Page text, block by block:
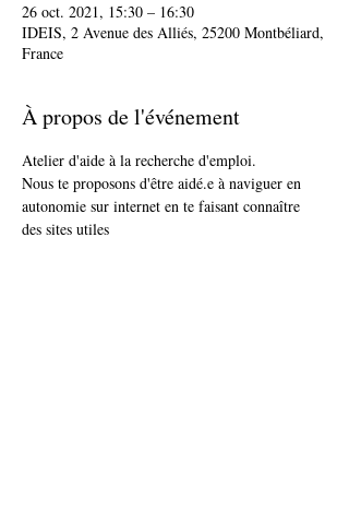
26 oct. 2021, 15:30 – 16:30
IDEIS, 2 Avenue des Alliés, 25200 Montbéliard,
France
À propos de l'événement
Atelier d'aide à la recherche d'emploi.
Nous te proposons d'être aidé.e à naviguer en
autonomie sur internet en te faisant connaître
des sites utiles